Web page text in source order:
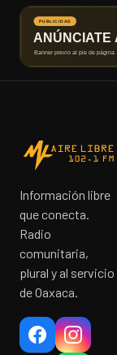
Información libre
que conecta.
Radio
comunitaria,
plural y al servicio
de Oaxaca.